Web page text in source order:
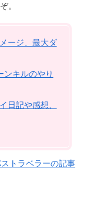
。
ージ、最大ダ
ンキルのやり
日記や感想、
トラベラーの記事